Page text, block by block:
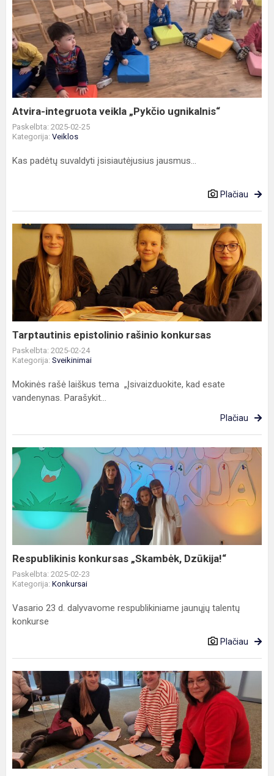
Atvira-
integruota
veikla
„Pykčio
ugnikalnis“
Atvira-integruota veikla „Pykčio ugnikalnis“
Paskelbta: 2025-02-25
Kategorija: Veiklos
Kas padėtų suvaldyti įsisiautėjusius jausmus...
Plačiau
Tarptautinis
epistolinio
rašinio
konkursas
Tarptautinis epistolinio rašinio konkursas
Paskelbta: 2025-02-24
Kategorija: Sveikinimai
Mokinės rašė laiškus tema „Įsivaizduokite, kad esate
vandenynas. Parašykit...
Plačiau
Respublikinis
konkursas
„Skambėk,
Dzūkija!“
Respublikinis konkursas „Skambėk, Dzūkija!“
Paskelbta: 2025-02-23
Kategorija: Konkursai
Vasario 23 d. dalyvavome respublikiniame jaunųjų talentų
konkurse
Plačiau
Finansinio
raštingumo
ir
verslumo
ugdymo
programos
mokymai